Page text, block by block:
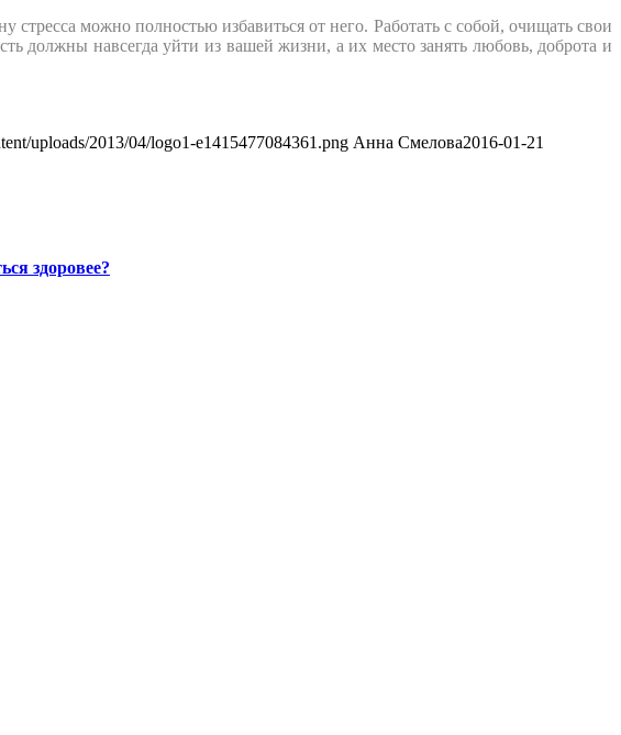
можно полностью избавиться от него. Работать с собой, очищать свои
должны навсегда уйти из вашей жизни, а их место занять любовь, доброта и
uploads/2013/04/logo1-e1415477084361.png Анна Смелова2016-01-21
здоровее?